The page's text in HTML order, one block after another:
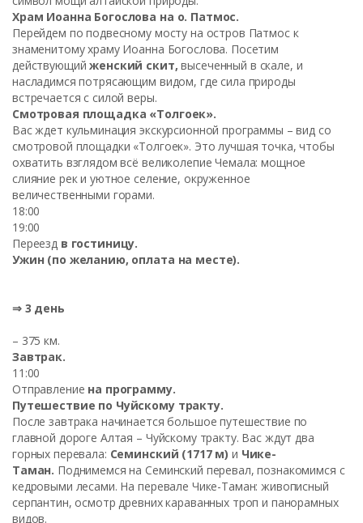
Храм Иоанна Богослова на о. Патмос.
Перейдем по подвесному мосту на остров Патмос к
знаменитому храму Иоанна Богослова. Посетим
действующийженский скит,высеченный в скале, и
насладимся потрясающим видом, где сила природы
встречается с силой веры.
Смотровая площадка «Толгоек».
Вас ждет кульминация экскурсионной программы – вид со
смотровой площадки «Толгоек». Это лучшая точка, чтобы
охватить взглядом всё великолепие Чемала: мощное
слияние рек и уютное селение, окруженное
величественными горами.
18:00
19:00
Переезд в гостиницу.
Ужин (по желанию, оплата на месте).
⇒ 3 день
– 375 км.
Завтрак.
11:00
Отправление на программу.
Путешествие по Чуйскому тракту.
После завтрака начинается большое путешествие по
главной дороге Алтая – Чуйскому тракту. Вас ждут два
горных перевала: Семинский (1717 м) и Чике-
Таман. Поднимемся на Семинский перевал, познакомимся с
кедровыми лесами. На перевале Чике-Таман: живописный
серпантин, осмотр древних караванных троп и панорамных
видов.